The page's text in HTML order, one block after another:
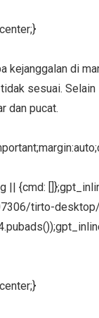
kejanggalan di
sesuai.
dan pucat.
|| {cmd:
tirto-